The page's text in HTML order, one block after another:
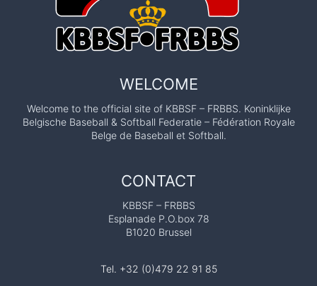
WELCOME
Welcome to the official site of KBBSF – FRBBS. Koninklijke
Belgische Baseball & Softball Federatie – Fédération Royale
Belge de Baseball et Softball.
CONTACT
KBBSF – FRBBS
Esplanade P.O.box 78
B1020 Brussel
Tel. +32 (0)479 22 91 85